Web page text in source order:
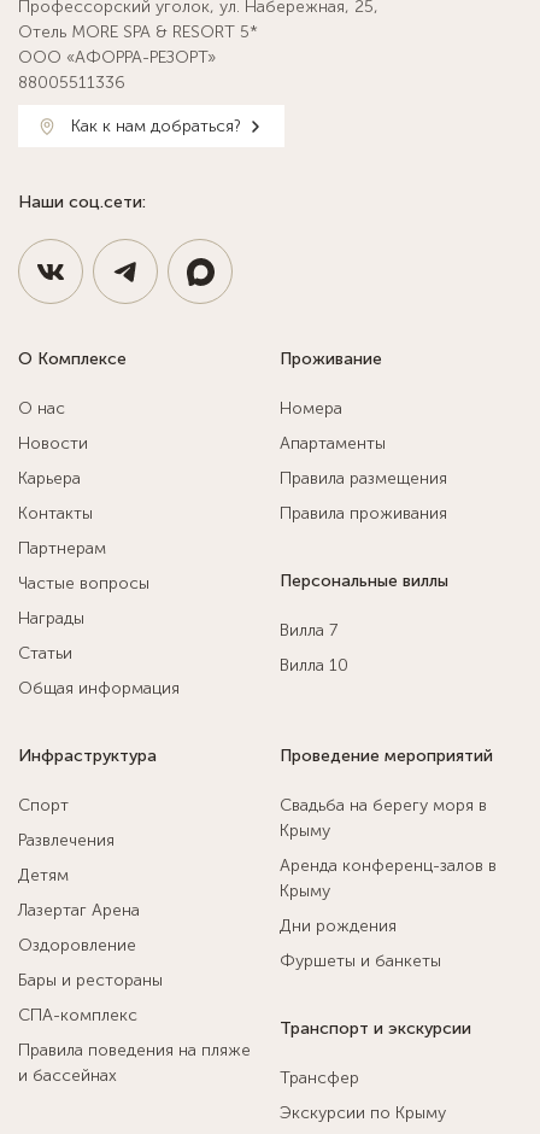
Профессорский уголок, ул. Набережная, 25,
Отель MORE SPA & RESORT 5*
ООО «АФОРРА-РЕЗОРТ»
88005511336
Как к нам добраться?
Наши соц.сети:
О Комплексе
О нас
Новости
Карьера
Контакты
Партнерам
Частые вопросы
Награды
Статьи
Общая информация
Проживание
Номера
Апартаменты
Правила размещения
Правила проживания
Персональные виллы
Вилла 7
Вилла 10
Инфраструктура
Спорт
Развлечения
Детям
Лазертаг Арена
Оздоровление
Бары и рестораны
СПА-комплекс
Правила поведения на пляже
и бассейнах
Проведение мероприятий
Свадьба на берегу моря в
Крыму
Аренда конференц-залов в
Крыму
Дни рождения
Фуршеты и банкеты
Транспорт и экскурсии
Трансфер
Экскурсии по Крыму